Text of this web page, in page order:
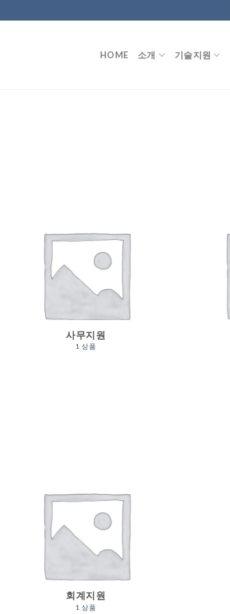
HOME 소개 기술지원
사무지원
1 상품
회계지원
1 상품